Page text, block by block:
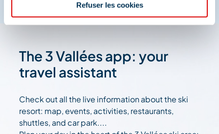
Refuser les cookies
The 3 Vallées app: your
travel assistant
Check out all the live information about the ski
resort: map, events, activities, restaurants,
shuttles, and car park....